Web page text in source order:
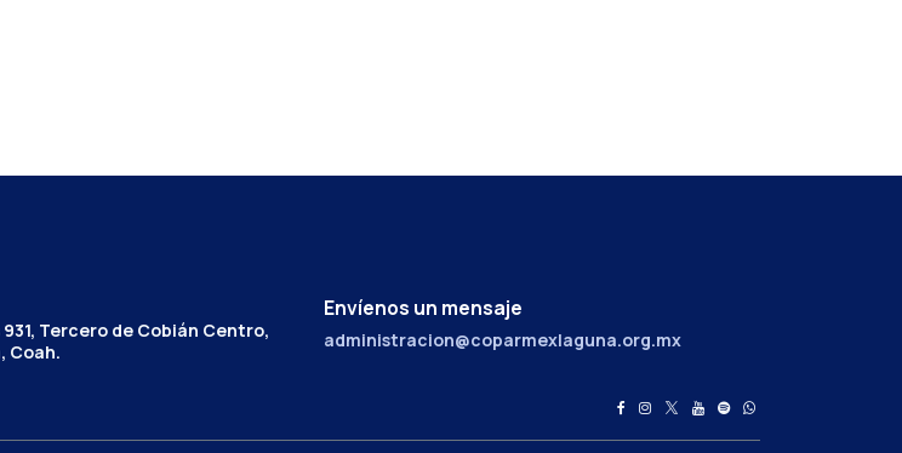
Envíenos un mensaje
administracion@coparmexlaguna.org.mx
Tercero de Cobián Centro,
Coah.